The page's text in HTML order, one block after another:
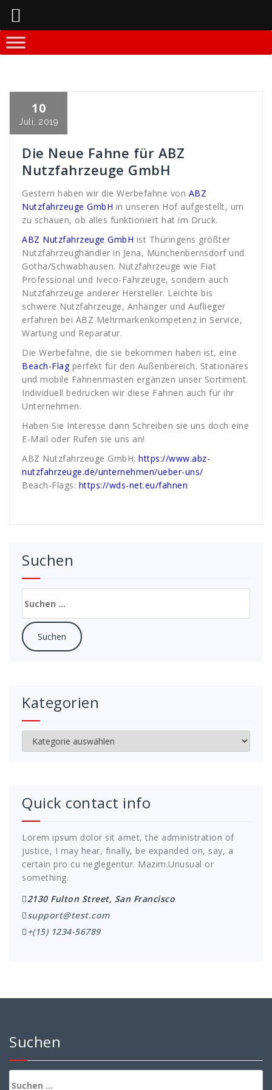
Springe
zum
10
Juli, 2019
Mitja Lenz
Fahnen,Flags
Die Neue Fahne für ABZ
Nutzfahrzeuge GmbH
Gestern haben wir die Werbefahne von ABZ
Nutzfahrzeuge GmbH in unseren Hof aufgestellt, um
zu schauen, ob alles funktioniert hat im Druck.
ABZ Nutzfahrzeuge GmbH ist Thüringens größter
Nutzfahrzeughändler in Jena, Münchenbernsdorf und
Gotha/Schwabhausen. Nutzfahrzeuge wie Fiat
Professional und Iveco-Fahrzeuge, sondern auch
Nutzfahrzeuge anderer Hersteller. Leichte bis
schwere Nutzfahrzeuge, Anhänger und Auflieger
erfahren bei ABZ Mehrmarkenkompetenz in Service,
Wartung und Reparatur.
Die Werbefahne, die sie bekommen haben ist, eine
Beach-Flagperfekt für den Außenbereich. Stationäres
und mobile Fahnenmasten ergänzen unser Sortiment.
Individuell bedrucken wir diese Fahnen auch für ihr
Unternehmen.
Haben Sie Interesse dann Schreiben sie uns doch eine
E-Mail oder Rufen sie uns an!
ABZ Nutzfahrzeuge GmbH: https://www.abz-
nutzfahrzeuge.de/unternehmen/ueber-uns/
Beach-Flags: https://wds-net.eu/fahnen
Suchen
nach:
Kategorien
Kategorien
Quick contact info
Lorem ipsum dolor sit amet, the administration of
justice, I may hear, finally, be expanded on, say, a
certain pro cu neglegentur. Mazim.Unusual or
something.
2130 Fulton Street, San Francisco
support@test.com
+(15) 1234-56789
Suchen